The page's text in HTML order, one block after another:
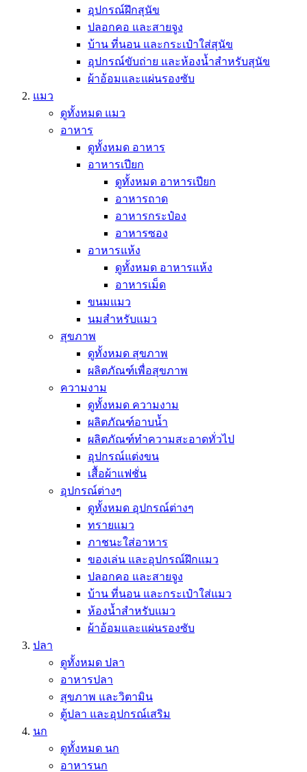
อุปกรณ์ฝึกสุนัข
ปลอกคอ และสายจูง
บ้าน ที่นอน และกระเป๋าใส่สุนัข
อุปกรณ์ขับถ่าย และห้องน้ำสำหรับสุนัข
ผ้าอ้อมและแผ่นรองซับ
แมว
ดูทั้งหมด แมว
อาหาร
ดูทั้งหมด อาหาร
อาหารเปียก
ดูทั้งหมด อาหารเปียก
อาหารถาด
อาหารกระป๋อง
อาหารซอง
อาหารแห้ง
ดูทั้งหมด อาหารแห้ง
อาหารเม็ด
ขนมแมว
นมสำหรับแมว
สุขภาพ
ดูทั้งหมด สุขภาพ
ผลิตภัณฑ์เพื่อสุขภาพ
ความงาม
ดูทั้งหมด ความงาม
ผลิตภัณฑ์อาบน้ำ
ผลิตภัณฑ์ทำความสะอาดทั่วไป
อุปกรณ์แต่งขน
เสื้อผ้าแฟชั่น
อุปกรณ์ต่างๆ
ดูทั้งหมด อุปกรณ์ต่างๆ
ทรายแมว
ภาชนะใส่อาหาร
ของเล่น และอุปกรณ์ฝึกแมว
ปลอกคอ และสายจูง
บ้าน ที่นอน และกระเป๋าใส่แมว
ห้องน้ำสำหรับแมว
ผ้าอ้อมและแผ่นรองซับ
ปลา
ดูทั้งหมด ปลา
อาหารปลา
สุขภาพ และวิตามิน
ตู้ปลา และอุปกรณ์เสริม
นก
ดูทั้งหมด นก
อาหารนก